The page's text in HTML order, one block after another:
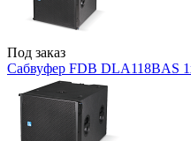
Под заказ
Сабвуфер FDB DLA118BAS